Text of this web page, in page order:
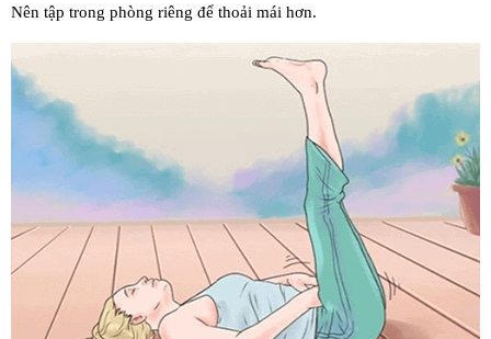
Nên tập trong phòng riêng để thoải mái hơn.